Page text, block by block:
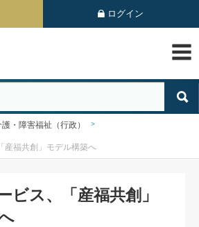
ログイン
護・障害福祉（行政）
産福共創」モデル構築へ
ビス、「産福共創」